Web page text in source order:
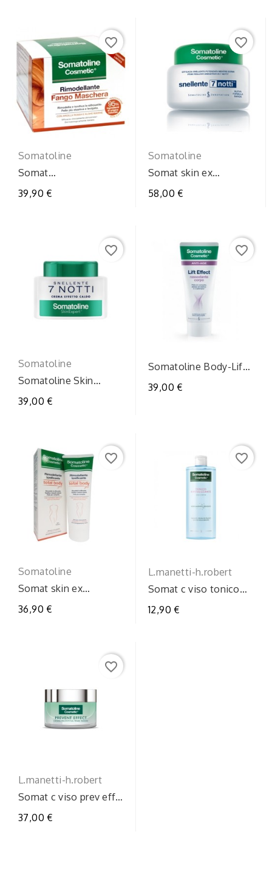
favorite_border
Somatoline
Somat
39,90 €
favorite_border
Somatoline
Somat skin ex
58,00 €
favorite_border
Somatoline
Somatoline Skin
Notti Crema Effetto...
39,00 €
favorite_border
Somatoline Body-Lift
Elasticizzante 250ml
39,00 €
favorite_border
Somatoline
Somat skin ex
36,90 €
favorite_border
L.manetti-h.robert
Somat c viso tonico
12,90 €
favorite_border
L.manetti-h.robert
Somat c viso prev eff
37,00 €